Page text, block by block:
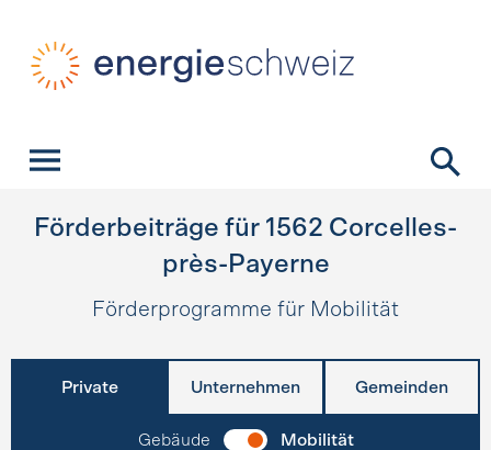
Förderbeiträge für 1562 Corcelles-
près-Payerne
Förderprogramme für Mobilität
Private Unternehmen Gemeinden
Gebäude Mobilität